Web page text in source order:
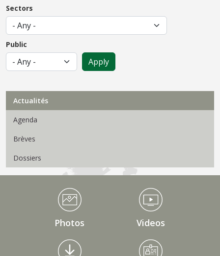
Sectors
Public
Menu Actualités
Actualités
Agenda
Brèves
Dossiers
Médiathèque Footer
Photos Videos